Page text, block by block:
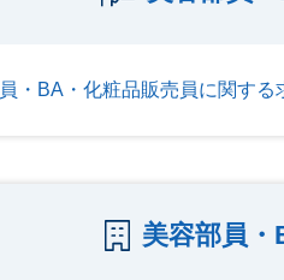
・BA・化粧品販売員に関する
美容部員